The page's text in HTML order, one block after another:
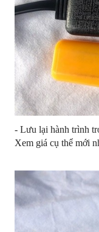
- Lưu lại hành trình
Xem giá cụ thể mới